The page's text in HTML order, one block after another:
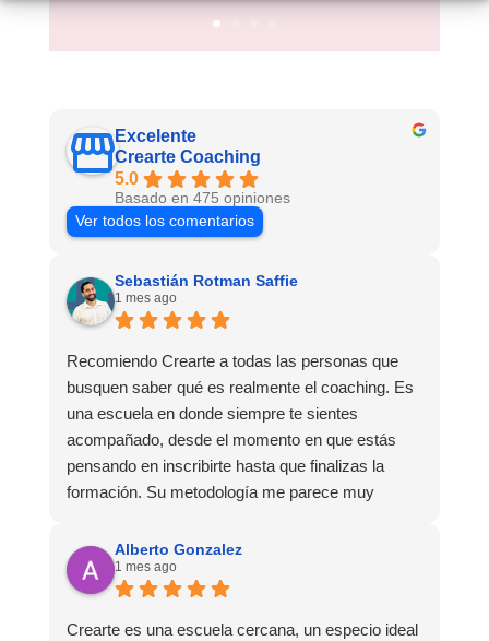
Excelente
Crearte Coaching
5.0
Basado en 475 opiniones
Ver todos los comentarios
Sebastián Rotman Saffie
1 mes ago
Recomiendo Crearte a todas las personas que
busquen saber qué es realmente el coaching. Es
una escuela en donde siempre te sientes
acompañado, desde el momento en que estás
pensando en inscribirte hasta que finalizas la
formación. Su metodología me parece muy
que la experiencia de aprendizaje sea muy
dinámica. ¡Para mí fue una excelente experiencia!
Alberto Gonzalez
1 mes ago
Crearte es una escuela cercana, un especio ideal